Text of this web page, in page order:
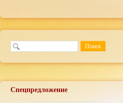
Спецпредложение